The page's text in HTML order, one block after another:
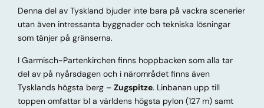
Denna del av Tyskland bjuder inte bara på vackra scenerier
utan även intressanta byggnader och tekniska lösningar
som tänjer på gränserna.
I Garmisch-Partenkirchen finns hoppbacken som alla tar
del av på nyårsdagen och i närområdet finns även
Tysklands högsta berg – Zugspitze. Linbanan upp till
toppen omfattar bl a världens högsta pylon (127 m) samt